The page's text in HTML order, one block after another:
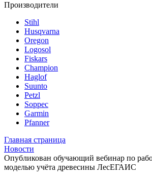
Производители
Stihl
Husqvarna
Oregon
Logosol
Fiskars
Champion
Haglof
Suunto
Petzl
Soppec
Garmin
Pfanner
Главная страница
Новости
Опубликован обучающий вебинар по
моделью учёта древесины ЛесЕГАИС